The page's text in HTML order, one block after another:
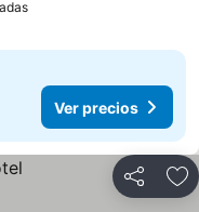
Ver precios
Ver precios
Compartir